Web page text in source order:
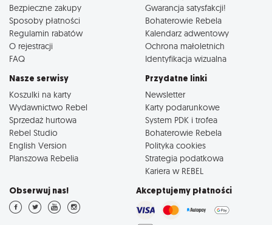
Bezpieczne zakupy
Sposoby płatności
Regulamin rabatów
O rejestracji
FAQ
Gwarancja satysfakcji!
Bohaterowie Rebela
Kalendarz adwentowy
Ochrona małoletnich
Identyfikacja wizualna
Nasze serwisy
Koszulki na karty
Wydawnictwo Rebel
Sprzedaż hurtowa
Rebel Studio
English Version
Planszowa Rebelia
Przydatne linki
Newsletter
Karty podarunkowe
System PDK i trofea
Bohaterowie Rebela
Polityka cookies
Strategia podatkowa
Kariera w REBEL
Obserwuj nas! Akceptujemy płatności